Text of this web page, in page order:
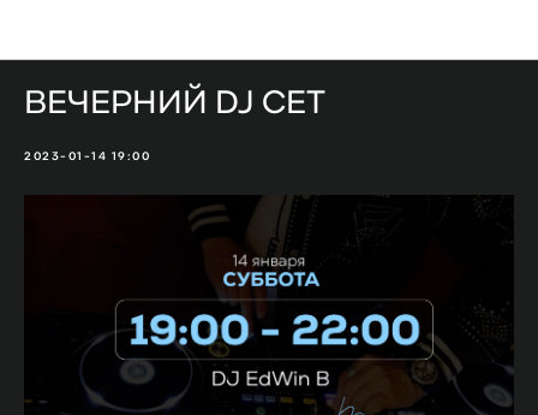
ВЕЧЕРНИЙ DJ СЕТ
2023-01-14 19:00